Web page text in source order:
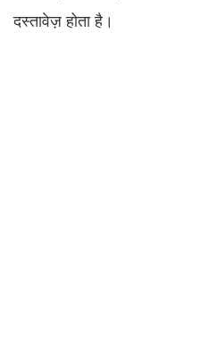
दस्तावेज़ होता है।